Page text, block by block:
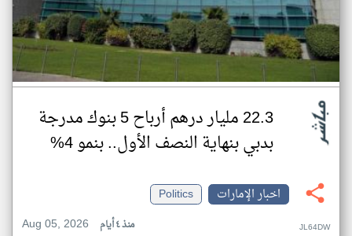
22.3 مليار درهم أرباح 5 بنوك مدرجة
بدبي بنهاية النصف الأول.. بنمو 4%
اخبار الإمارات
Politics
Aug 05, 2026
منذ ٤ أيام JL64DW